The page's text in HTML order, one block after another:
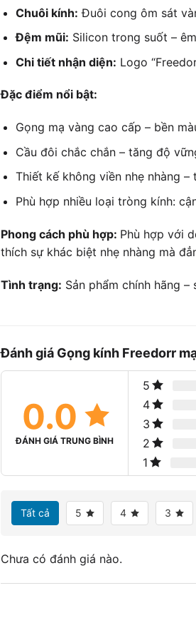
Chuôi kính: Đuôi cong ôm sát
Đệm mũi: Silicon trong suốt –
Chi tiết nhận diện: Logo
Đặc điểm nổi bật:
Gọng mạ vàng cao cấp – bền
Cầu đôi chắc chắn – tăng độ
Thiết kế không viền nhẹ nhàng
Phù hợp nhiều loại tròng kính:
Phong cách phù hợp: Phù hợp với
thích sự khác biệt nhẹ nhàng mà
Tình trạng: Sản phẩm chính hãng
Đánh giá Gọng kính Freedorr
0.0
ĐÁNH GIÁ TRUNG BÌNH
5
4
3
2
1
Tất cả 5 4 3
Chưa có đánh giá nào.